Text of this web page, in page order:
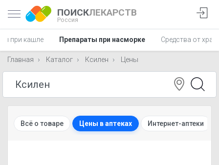
ПОИСКЛЕКАРСТВ
Россия
при кашле Препараты при насморке Средства от
Главная Каталог Ксилен Цены
Всё о товаре Цены в аптеках Интернет-аптеки